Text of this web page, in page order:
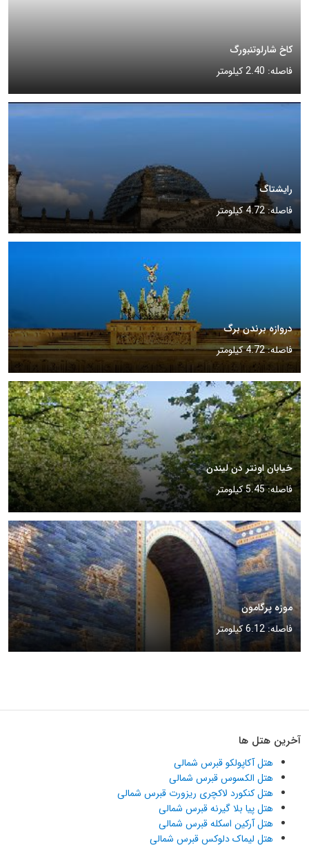
کاخ شارلوتنبورگ
فاصله: 2.40 کیلومتر
رایشتاگ
فاصله: 4.72 کیلومتر
دروازه برندن برگ
فاصله: 4.72 کیلومتر
خیابان اونتر دن لیندن
فاصله: 5.45 کیلومتر
موزه پرگامون
فاصله: 6.12 کیلومتر
آخرین هتل ها
هتل آکاپولکو قبرس شمالی
هتل الکسوس قبرس شمالی
هتل کنکورد لاکچری ریزورت قبرس شمالی
هتل پیا بلا گیرنه قبرس شمالی
هتل آرکین اسکله قبرس شمالی
هتل لیماک دلوکس قبرس شمالی